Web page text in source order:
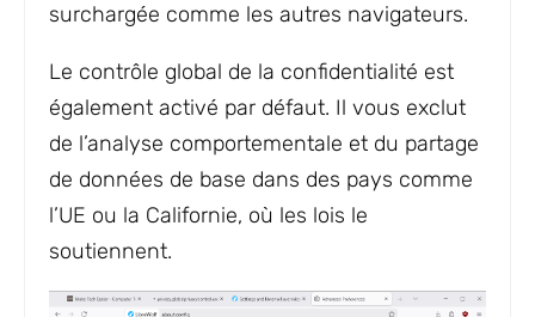
surchargée comme les autres navigateurs.
Le contrôle global de la confidentialité est
également activé par défaut. Il vous exclut
de l’analyse comportementale et du partage
de données de base dans des pays comme
l’UE ou la Californie, où les lois le
soutiennent.